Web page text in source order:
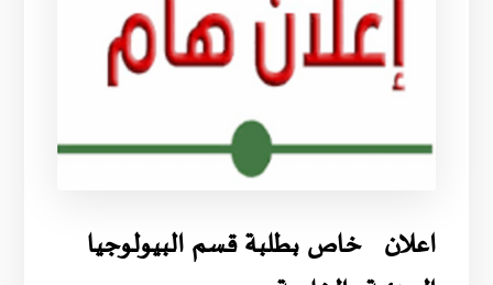
اعلان خاص بطلبة قسم البيولوجيا